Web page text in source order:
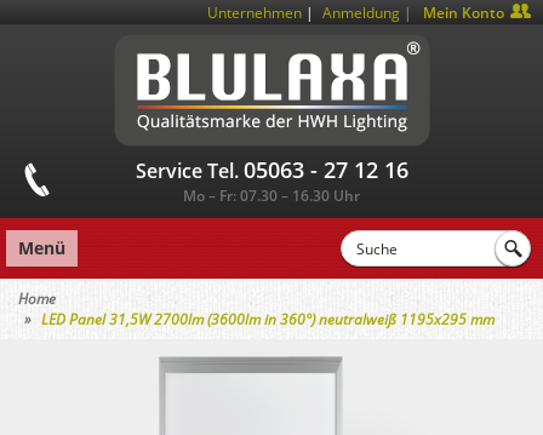
Unternehmen Anmeldung |
Mein Konto
Service Tel. 05063 - 27 12 16
Mo – Fr: 07.30 – 16.30 Uhr
Menü
Home
LED Panel 31,5W 2700lm (3600lm in 360°) neutralweiß 1195x295 mm